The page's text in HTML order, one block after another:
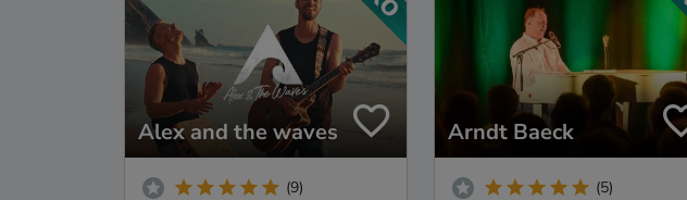
Alex and the waves
(9)
Arndt Baeck
(5)